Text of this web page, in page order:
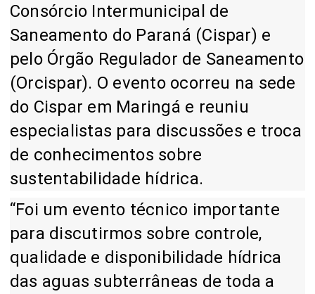
Consórcio Intermunicipal de
Saneamento do Paraná (Cispar) e
pelo Órgão Regulador de Saneamento
(Orcispar). O evento ocorreu na sede
do Cispar em Maringá e reuniu
especialistas para discussões e troca
de conhecimentos sobre
sustentabilidade hídrica.
“Foi um evento técnico importante
para discutirmos sobre controle,
qualidade e disponibilidade hídrica
das aguas subterrâneas de toda a